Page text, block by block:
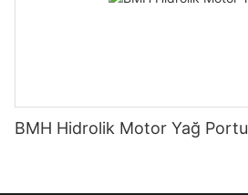
BMH Hidrolik Motor Yağ Portu